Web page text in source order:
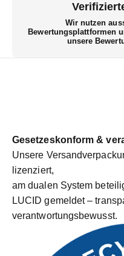
Wir nutzen
Bewertungsplattformen
unsere
Gesetzeskonform &
Unsere
lizenziert,
am dualen System
LUCID gemeldet –
verantwortungsbewusst.